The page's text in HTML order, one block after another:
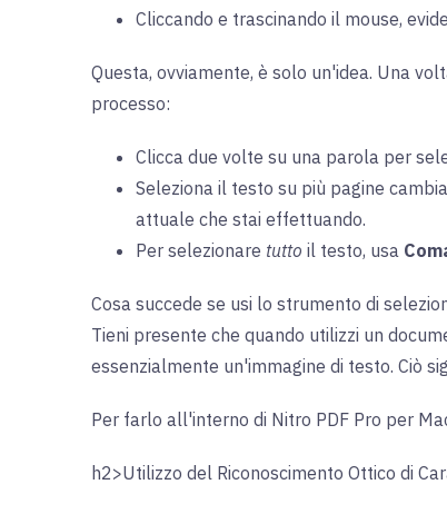
Cliccando e trascinando il mouse,
Questa, ovviamente, è solo un'idea. Una
processo:
Clicca due volte su una parola per
Seleziona il testo su più pagine
attuale che stai effettuando.
Per selezionare tutto il testo, usa
Cosa succede se usi lo strumento di
Tieni presente che quando utilizzi un
essenzialmente un'immagine di testo. Ciò
Per farlo all'interno di Nitro PDF Pro per
h2>Utilizzo del Riconoscimento Ottico di